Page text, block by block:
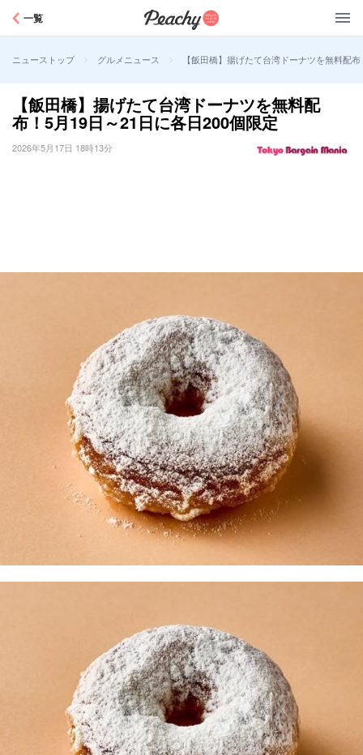
一覧
ニューストップ > グルメニュース > 【飯田橋】揚げたて台湾ドーナツを無料配
【飯田橋】揚げたて台湾ドーナツを無料配
布！5月19日～21日に各日200個限定
2026年5月17日 18時13分